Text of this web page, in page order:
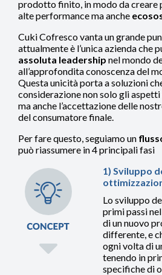
prodotto finito, in modo da creare
alte performance ma anche
Cuki Cofresco vanta un grande
attualmente è l’unica azienda che
assoluta leadership nel mondo
all’approfondita conoscenza del
Questa unicità porta a soluzioni
considerazione non solo gli
ma anche l’accettazione delle
del consumatore finale.
Per fare questo, seguiamo un
può riassumere in 4 principali fasi
1) Sviluppo
Lo sviluppo
primi passi
di un nuovo
differente, e
ogni volta di
tenendo in
specifiche di